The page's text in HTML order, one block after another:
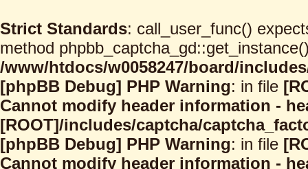
Strict Standards: call_user_func()
method
/www/htdocs/w0058247/board/
[phpBB Debug] PHP Warning: in file
Cannot modify header information -
[ROOT]/includes/captcha/
[phpBB Debug] PHP Warning: in file
Cannot modify header information -